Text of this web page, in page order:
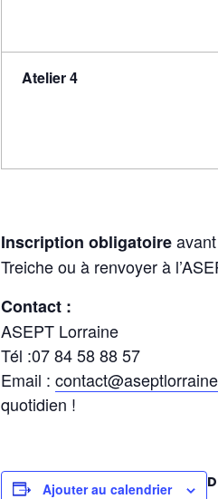
Atelier 4
Inscription obligatoire
Treiche ou à renvoyer à
Contact :
ASEPT Lorraine
Tél :07 84 58 88 57
Email :
quotidien !
Ajouter au calendrier